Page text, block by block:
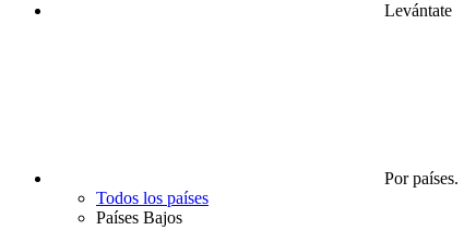
Levántate
Por países.
Todos los países
Países Bajos